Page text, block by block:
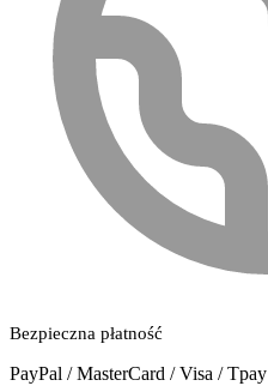
Bezpieczna płatność
PayPal / MasterCard / Visa / Tpay